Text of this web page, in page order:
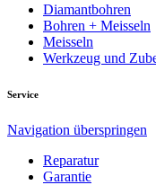
Diamantbohren
Bohren + Meisseln
Meisseln
Werkzeug und
Service
Navigation überspringen
Reparatur
Garantie